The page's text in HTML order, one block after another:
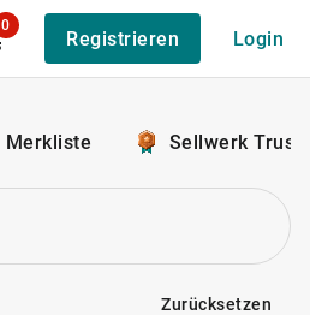
0
Registrieren Login
Merkliste Sellwerk
Zurücksetzen